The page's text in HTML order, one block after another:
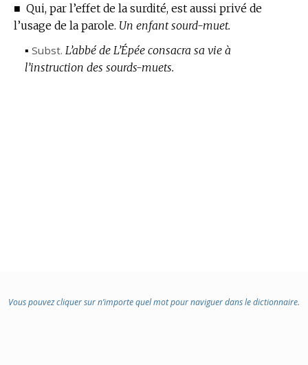
■ Qui, par l’effet de la surdité, est aussi privé de
l’usage de la parole. Un enfant sourd-muet.
▪ Subst. L’abbé de L’Épée consacra sa vie à
l’instruction des sourds-muets.
Vous pouvez cliquer sur n’importe quel mot pour naviguer dans le dictionnaire.